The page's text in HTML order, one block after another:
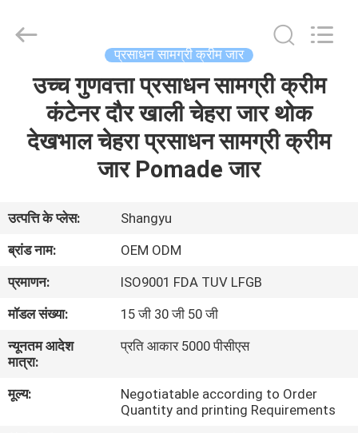
उत्पादों
बारे
में
कारखाना
भ्रमण
गुणवत्ता
नियंत्रण
Haojin
Plastic
Reserved.
प्रसाधन सामग्री क्रीम जार
उच्च गुणवत्ता प्रसाधन सामग्री क्रीम
कंटेनर दौर खाली चेहरा जार थोक
देखभाल चेहरा प्रसाधन सामग्री क्रीम
जार Pomade जार
उत्पत्ति के प्लेस:
Shangyu
ब्रांड नाम:
OEM ODM
प्रमाणन:
ISO9001 FDA TUV LFGB
मॉडल संख्या:
15 जी 30 जी 50 जी
न्यूनतम आदेश
मात्रा:
प्रति आकार 5000 पीसीएस
मूल्य:
Negotiatable according to Order
Quantity and printing Requirements